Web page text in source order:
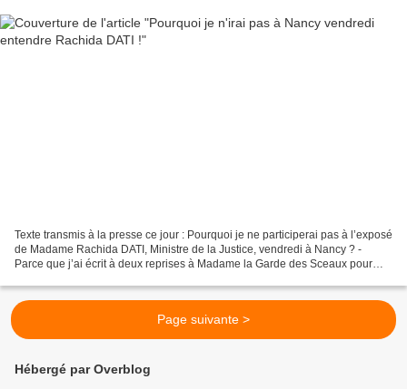
Texte transmis à la presse ce jour : Pourquoi je ne participerai pas à l’exposé
de Madame Rachida DATI, Ministre de la Justice, vendredi à Nancy ? -
Parce que j’ai écrit à deux reprises à Madame la Garde des Sceaux pour
Page suivante >
Hébergé par Overblog